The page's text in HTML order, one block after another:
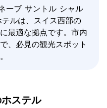
ーブ サントル シャル
ルは、スイス西部​​の
最適な拠点です。市内
、必見の観光スポット
ステル